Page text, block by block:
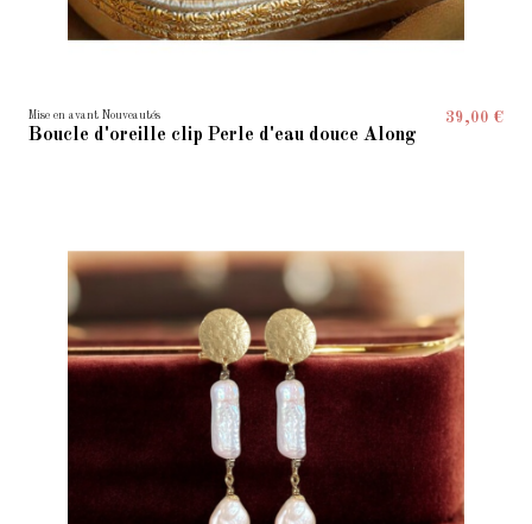
Mise en avant Nouveautés
Boucle d'oreille clip Perle d'eau douce Along
39,00 €